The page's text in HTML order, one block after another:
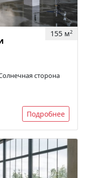
155 м2
сторона
Подробнее